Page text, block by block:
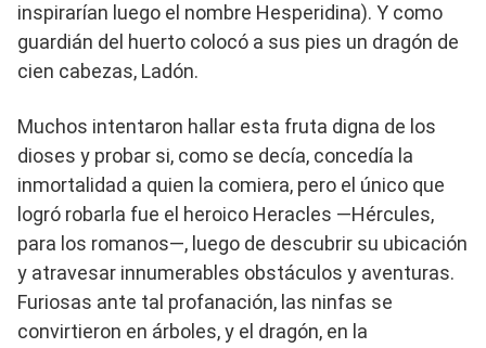
inspirarían luego el nombre Hesperidina). Y como
guardián del huerto colocó a sus pies un dragón de
cien cabezas, Ladón.
Muchos intentaron hallar esta fruta digna de los
dioses y probar si, como se decía, concedía la
inmortalidad a quien la comiera, pero el único que
logró robarla fue el heroico Heracles —Hércules,
para los romanos—, luego de descubrir su ubicación
y atravesar innumerables obstáculos y aventuras.
Furiosas ante tal profanación, las ninfas se
convirtieron en árboles, y el dragón, en la